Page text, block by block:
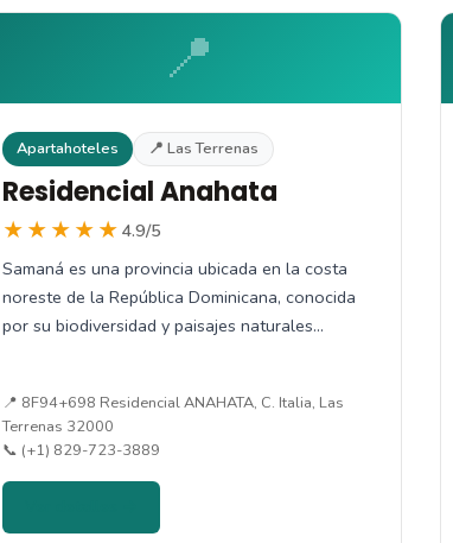
📍
Apartahoteles 📍 Las Terrenas
Residencial Anahata
★★★★★ 4.9/5
Samaná es una provincia ubicada en la costa
noreste de la República Dominicana, conocida
por su biodiversidad y paisajes naturales…
📍 8F94+698 Residencial ANAHATA, C. Italia, Las
Terrenas 32000
📞 (+1) 829-723-3889